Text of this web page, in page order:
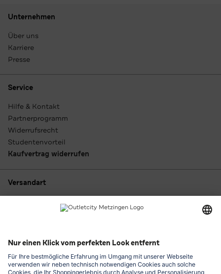
Unternehmen
Über uns
Karriere
Presse
Service
Hilfe & Kontakt
Partnerprogramm
Widerrufsrecht
Studentenvorteil
Kaufvertrag widerrufen
Versandart